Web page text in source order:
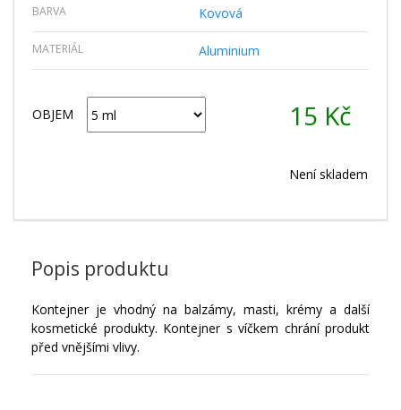
BARVA Kovová
MATERIÁL Aluminium
OBJEM 15 Kč
Není skladem
Popis produktu
Kontejner je vhodný na balzámy, masti, krémy a další
kosmetické produkty. Kontejner s víčkem chrání produkt
před vnějšími vlivy.